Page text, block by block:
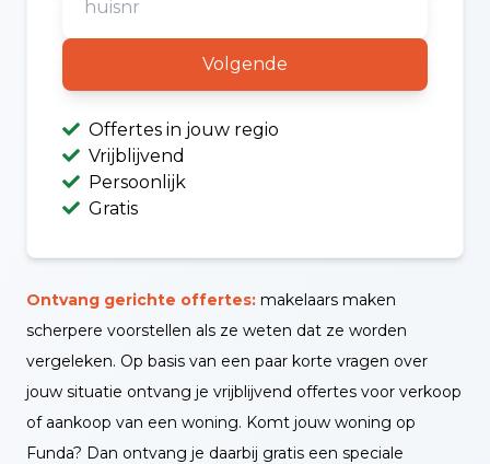
Volgende
Offertes in jouw regio
Vrijblijvend
Persoonlijk
Gratis
Ontvang gerichte offertes: makelaars maken
scherpere voorstellen als ze weten dat ze worden
vergeleken. Op basis van een paar korte vragen over
jouw situatie ontvang je vrijblijvend offertes voor verkoop
of aankoop van een woning. Komt jouw woning op
Funda? Dan ontvang je daarbij gratis een speciale